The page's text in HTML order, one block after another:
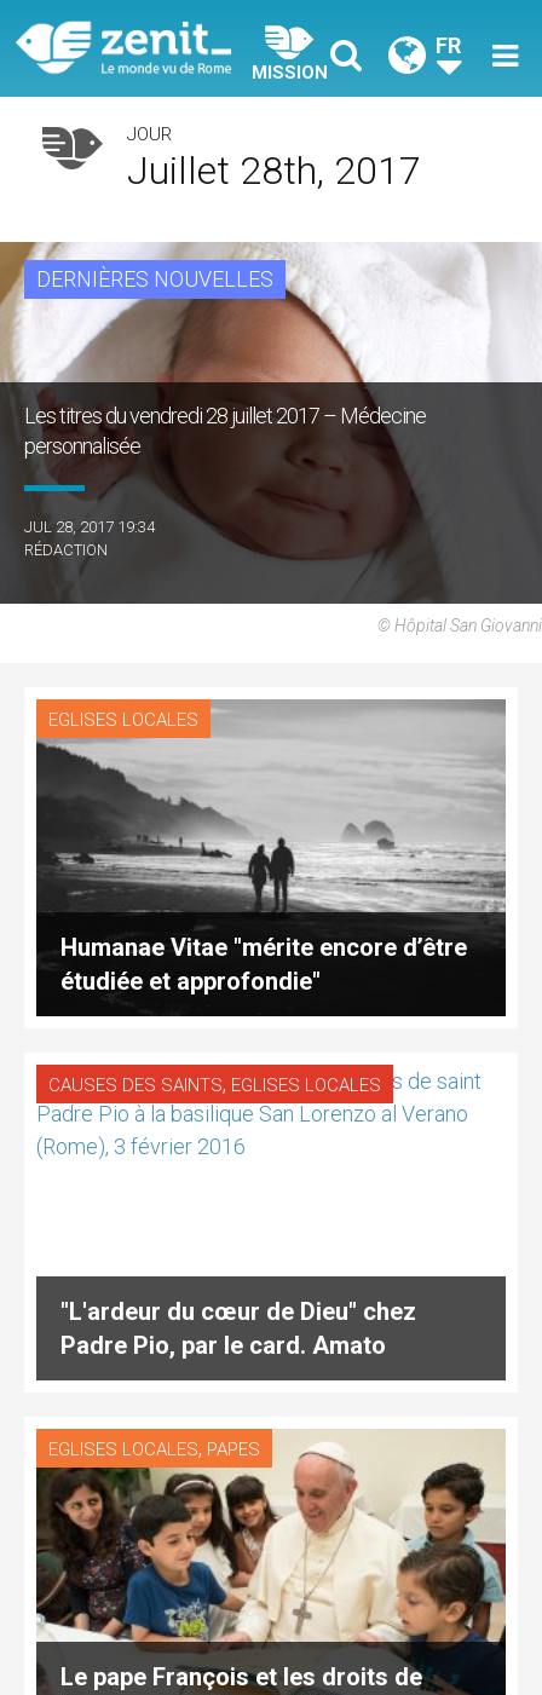
MISSION
FR
JOUR
Juillet 28th, 2017
DERNIÈRES NOUVELLES
Les titres du vendredi 28 juillet 2017 – Médecine
personnalisée
JUL 28, 2017 19:34
RÉDACTION
© Hôpital San Giovanni
EGLISES LOCALES
Humanae Vitae "mérite encore d’être
étudiée et approfondie"
CAUSES DES SAINTS, EGLISES LOCALES
"L'ardeur du cœur de Dieu" chez
Padre Pio, par le card. Amato
EGLISES LOCALES, PAPES
Le pape François et les droits de